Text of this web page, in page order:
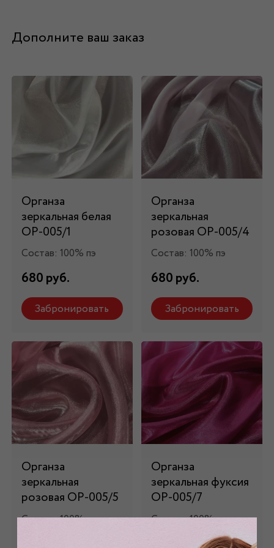
Дополните ваш заказ
Органза
зеркальная белая
ОР-005/1
Состав: 100% пэ
680 руб.
Забронировать
Органза
зеркальная
розовая ОР-005/4
Состав: 100% пэ
680 руб.
Забронировать
Органза
зеркальная
розовая ОР-005/5
Состав: 100% пэ
Органза
зеркальная фуксия
ОР-005/7
Состав: 100% пэ